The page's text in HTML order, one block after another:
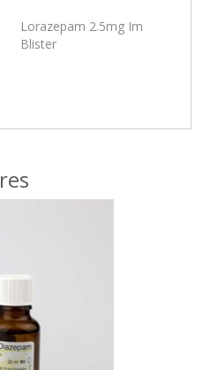
Lorazepam 2.5mg Im
Blister